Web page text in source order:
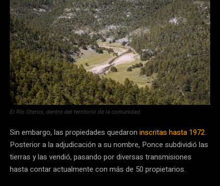
El Río Oteros, dentro del territorio de la comunidad.
Sin embargo, las propiedades quedaron inscritas hasta 1972.
Posterior a la adjudicación a su nombre, Ponce subdividió las
tierras y las vendió, pasando por diversas transmisiones
hasta contar actualmente con más de 50 propietarios.